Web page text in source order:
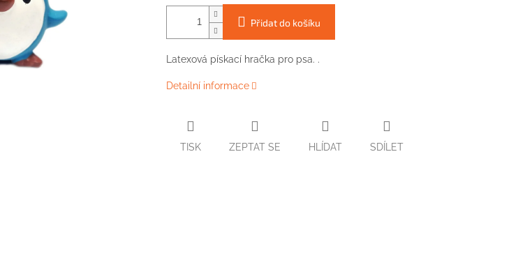
Přidat do košíku
Latexová pískací hračka pro psa. .
Detailní informace
TISK ZEPTAT SE HLÍDAT SDÍLET